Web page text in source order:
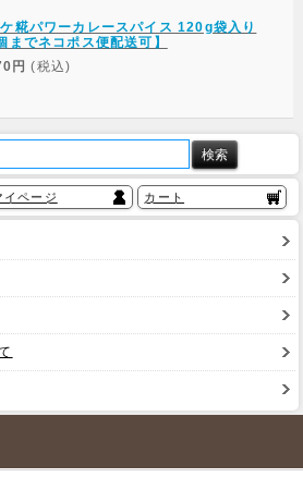
糀パワーカレースパイス 120g袋入り
までネコポス便配送可】
円 (税込)
イページ カート